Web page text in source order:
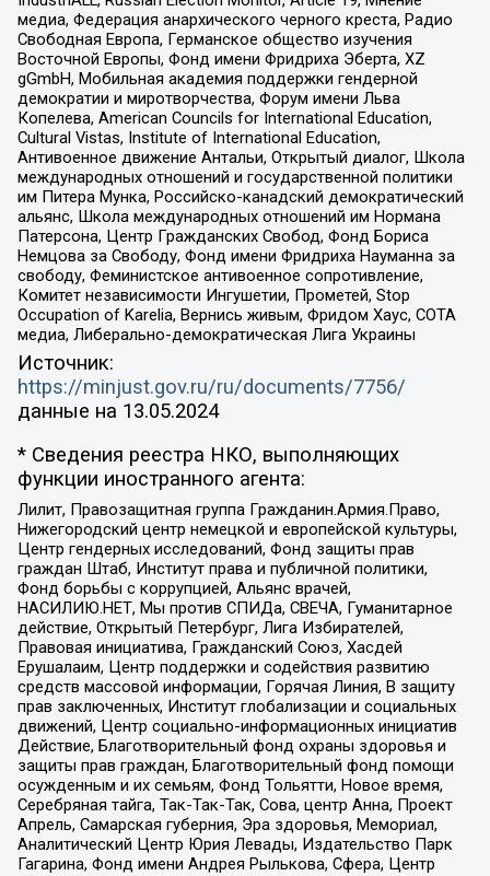
медиа, Федерация анархического черного креста, Радио
Свободная Европа, Германское общество изучения
Восточной Европы, Фонд имени Фридриха Эберта, XZ
gGmbH, Мобильная академия поддержки гендерной
демократии и миротворчества, Форум имени Льва
Копелева, American Councils for International Education,
Cultural Vistas, Institute of International Education,
Антивоенное движение Антальи, Открытый диалог, Школа
международных отношений и государственной политики
им Питера Мунка, Российско-канадский демократический
альянс, Школа международных отношений им Нормана
Патерсона, Центр Гражданских Свобод, Фонд Бориса
Немцова за Свободу, Фонд имени Фридриха Науманна за
свободу, Феминистское антивоенное сопротивление,
Комитет независимости Ингушетии, Прометей, Stop
Occupation of Karelia, Вернись живым, Фридом Хаус, СОТА
медиа, Либерально-демократическая Лига Украины
Источник:
https://minjust.gov.ru/ru/documents/7756/
данные на 13.05.2024
* Сведения реестра НКО, выполняющих
функции иностранного агента:
Лилит, Правозащитная группа Гражданин.Армия.Право,
Нижегородский центр немецкой и европейской культуры,
Центр гендерных исследований, Фонд защиты прав
граждан Штаб, Институт права и публичной политики,
Фонд борьбы с коррупцией, Альянс врачей,
НАСИЛИЮ.НЕТ, Мы против СПИДа, СВЕЧА, Гуманитарное
действие, Открытый Петербург, Лига Избирателей,
Правовая инициатива, Гражданский Союз, Хасдей
Ерушалаим, Центр поддержки и содействия развитию
средств массовой информации, Горячая Линия, В защиту
прав заключенных, Институт глобализации и социальных
движений, Центр социально-информационных инициатив
Действие, Благотворительный фонд охраны здоровья и
защиты прав граждан, Благотворительный фонд помощи
осужденным и их семьям, Фонд Тольятти, Новое время,
Серебряная тайга, Так-Так-Так, Сова, центр Анна, Проект
Апрель, Самарская губерния, Эра здоровья, Мемориал,
Аналитический Центр Юрия Левады, Издательство Парк
Гагарина, Фонд имени Андрея Рылькова, Сфера, Центр